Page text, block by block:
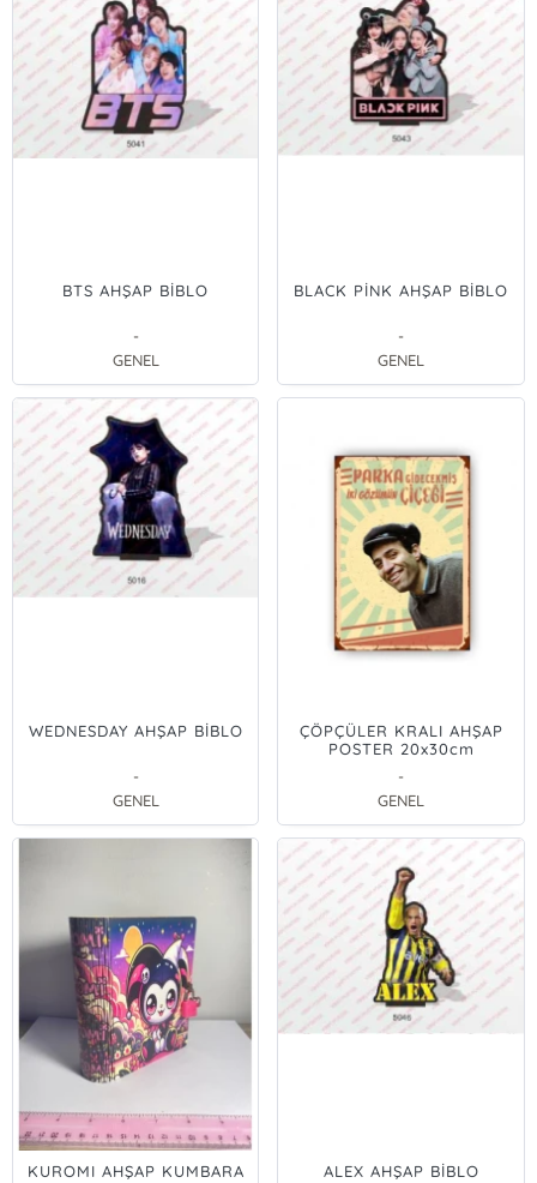
BTS AHŞAP BİBLO
-
GENEL
BLACK PİNK AHŞAP BİBLO
-
GENEL
WEDNESDAY AHŞAP BİBLO
-
GENEL
ÇÖPÇÜLER KRALI AHŞAP
POSTER 20x30cm
-
GENEL
KUROMI AHŞAP KUMBARA
ALEX AHŞAP BİBLO